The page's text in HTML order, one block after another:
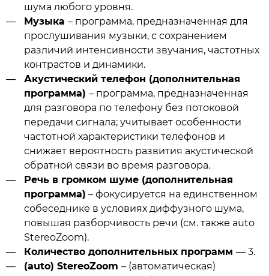
шума любого уровня.
Музыка – программа, предназначенная для
прослушивания музыки, с сохранением
различий интенсивности звучания, частотных
контрастов и динамики.
Акустический телефон (дополнительная
программа) – программа, предназначенная
для разговора по телефону без потоковой
передачи сигнала; учитывает особенности
частотной характеристики телефонов и
снижает вероятность развития акустической
обратной связи во время разговора.
Речь в громком шуме (дополнительная
программа) – фокусируется на единственном
собеседнике в условиях диффузного шума,
повышая разборчивость речи (см. также auto
StereoZoom).
Количество дополнительных программ — 3.
(auto) StereoZoom – (автоматическая)